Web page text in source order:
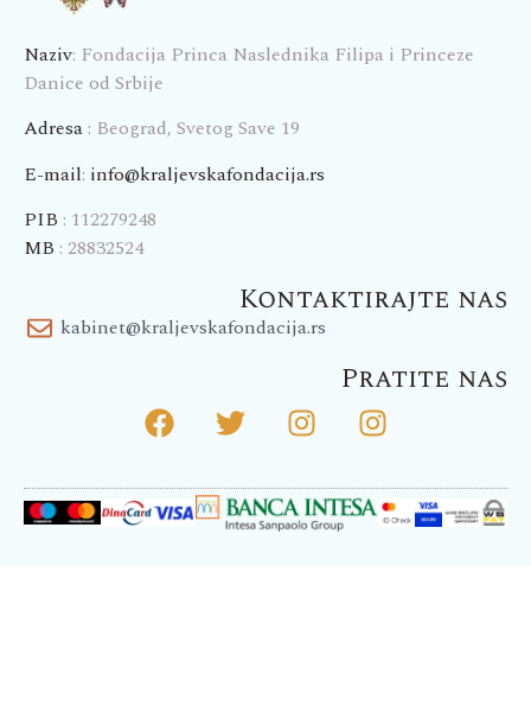
Naziv: Fondacija Princa Naslednika Filipa i Princeze
Danice od Srbije
Adresa : Beograd, Svetog Save 19
E-mail: info@kraljevskafondacija.rs
PIB : 112279248
MB : 28832524
Kontaktirajte nas
kabinet@kraljevskafondacija.rs
Pratite nas